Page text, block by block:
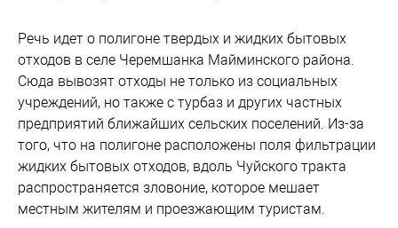
Речь идет о полигоне твердых и жидких бытовых
отходов в селе Черемшанка Майминского района.
Сюда вывозят отходы не только из социальных
учреждений, но также с турбаз и других частных
предприятий ближайших сельских поселений. Из-за
того, что на полигоне расположены поля фильтрации
жидких бытовых отходов, вдоль Чуйского тракта
распространяется зловоние, которое мешает
местным жителям и проезжающим туристам.